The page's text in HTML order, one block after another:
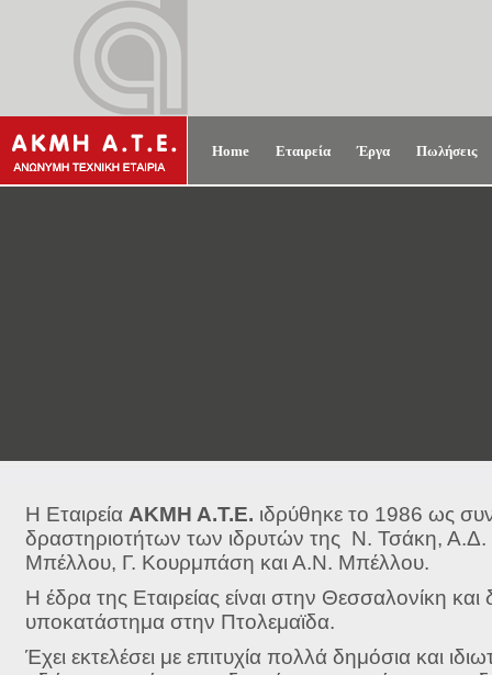
Home Εταιρεία Έργα Πωλήσεις
Η Εταιρεία ΑΚΜΗ Α.Τ.Ε. ιδρύθηκε το 1986 ως
δραστηριοτήτων των ιδρυτών της Ν. Τσάκη,
Μπέλλου, Γ. Κουρμπάση και Α.Ν. Μπέλλου.
Η έδρα της Εταιρείας είναι στην Θεσσαλονίκη και
υποκατάστημα στην Πτολεμαϊδα.
Έχει εκτελέσει με επιτυχία πολλά δημόσια και